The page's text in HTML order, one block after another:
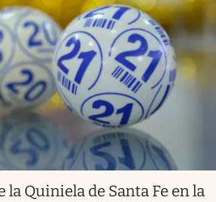
la Quiniela de Santa Fe en la